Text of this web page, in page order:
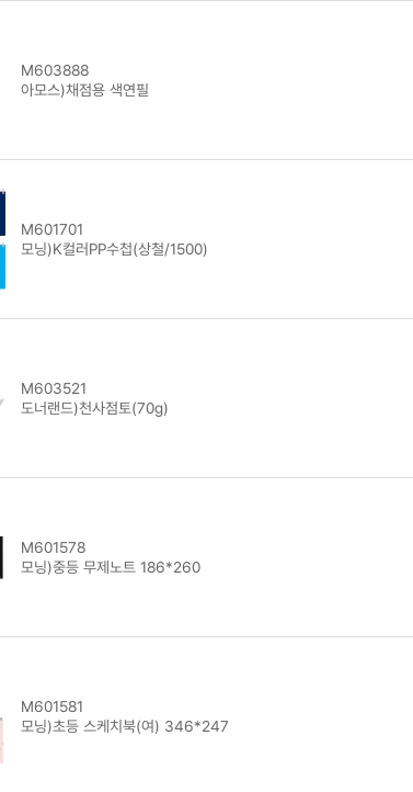
M603888
아모스)채점용 색연필
M601701
모닝)K컬러PP수첩(상철/1500)
M603521
도너랜드)천사점토(70g)
M601578
모닝)중등 무제노트 186*260
M601581
모닝)초등 스케치북(여) 346*247